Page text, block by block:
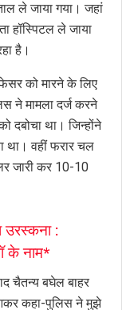
ले जाया गया। जहां
हॉस्पिटल ले जाया
है।
को मारने के लिए
ने मामला दर्ज करने
दबोचा था। जिन्होंने
था। वहीं फरार चल
जारी कर 10-10
उरस्कना :
के नाम*
चैतन्य बघेल बाहर
कहा-पुलिस ने मुझे